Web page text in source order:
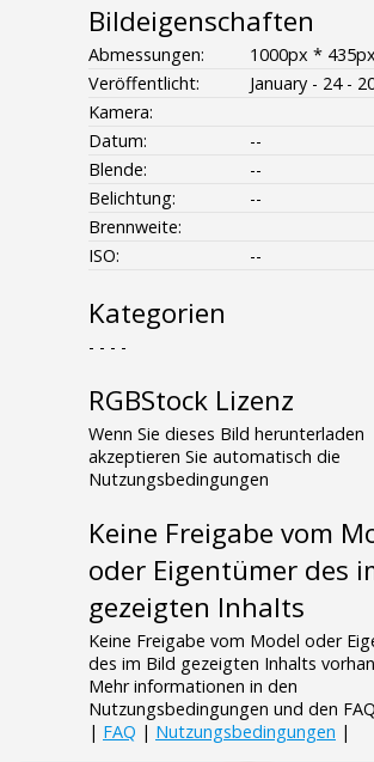
Bildeigenschaften
Abmessungen:
1000px * 435px
Veröffentlicht:
January - 24 -
Kamera:
Datum:
--
Blende:
--
Belichtung:
--
Brennweite:
ISO:
--
Kategorien
- - - -
RGBStock Lizenz
Wenn Sie dieses Bild herunterladen
akzeptieren Sie automatisch die
Nutzungsbedingungen
Keine Freigabe vom
oder Eigentümer des
gezeigten Inhalts
Keine Freigabe vom Model oder
des im Bild gezeigten Inhalts
Mehr informationen in den
Nutzungsbedingungen und den
| FAQ | Nutzungsbedingungen |